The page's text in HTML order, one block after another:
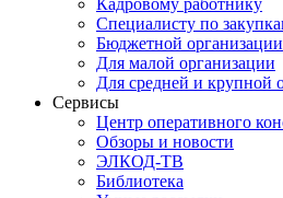
Кадровому работнику
Специалисту по
Бюджетной организации
Для малой организации
Для средней и крупной
Сервисы
Центр оперативного
Обзоры и новости
ЭЛКОД-ТВ
Библиотека